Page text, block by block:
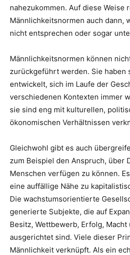
nahezukommen. Auf diese Weise
Männlichkeitsnormen auch dann,
nicht entsprechen oder sogar
Männlichkeitsnormen können
zurückgeführt werden. Sie haben
entwickelt, sich im Laufe der
verschiedenen Kontexten immer
sie sind eng mit kulturellen,
ökonomischen Verhältnissen
Gleichwohl gibt es auch
zum Beispiel den Anspruch, über
Menschen verfügen zu können.
eine auffällige Nähe zu
Die wachstumsorientierte
generierte Subjekte, die auf
Besitz, Wettbewerb, Erfolg, Macht
ausgerichtet sind. Viele dieser
Männlichkeit verknüpft. Als ein